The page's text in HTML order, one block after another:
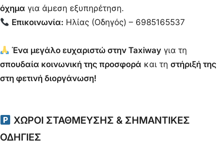
όχημα για άμεση εξυπηρέτηση.
Επικοινωνία: Ηλίας (Οδηγός) – 6985165537
Ένα μεγάλο ευχαριστώ στην Taxiway για τη
σπουδαία κοινωνική της προσφορά και τη στήριξή της
στη φετινή διοργάνωση!
ΧΩΡΟΙ ΣΤΑΘΜΕΥΣΗΣ & ΣΗΜΑΝΤΙΚΕΣ
ΟΔΗΓΙΕΣ